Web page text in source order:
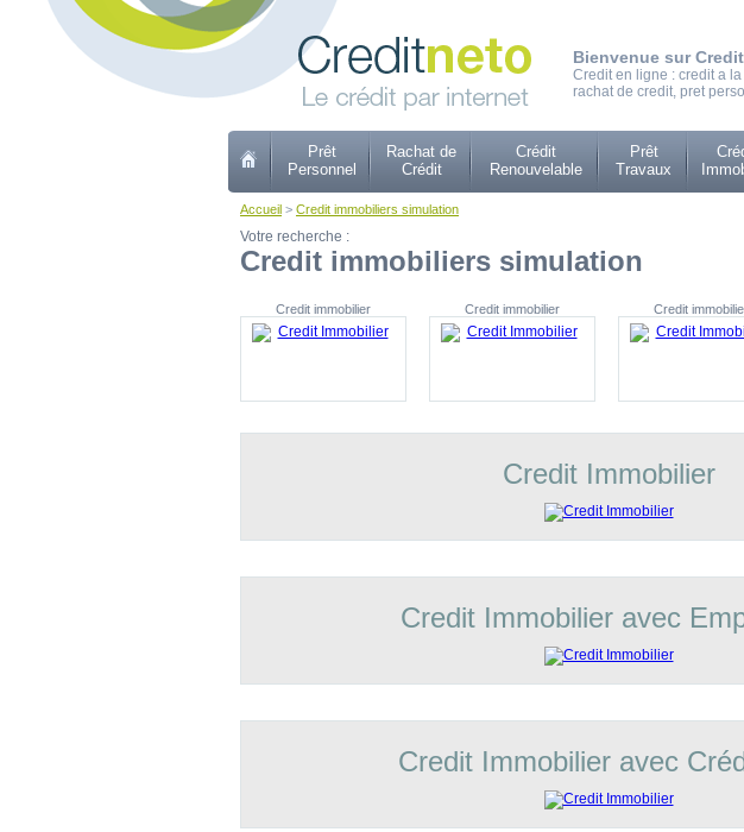
Bienvenue sur
Credit en ligne : credit a
rachat de credit, pret
Prêt
Personnel
Rachat de
Crédit
Crédit
Renouvelable
Prêt
Travaux
Accueil > Credit immobiliers simulation
Votre recherche :
Credit immobiliers simulation
Credit immobilier Credit immobilier Credit
Credit Immobilier
Credit Immobilier avec
Credit Immobilier avec